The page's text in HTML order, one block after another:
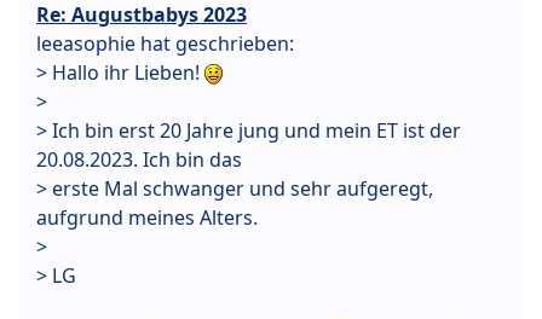
Re: Augustbabys 2023
leeasophie hat geschrieben:
> Hallo ihr Lieben!
>
> Ich bin erst 20 Jahre jung und mein ET ist der
20.08.2023. Ich bin das
> erste Mal schwanger und sehr aufgeregt,
aufgrund meines Alters.
>
> LG